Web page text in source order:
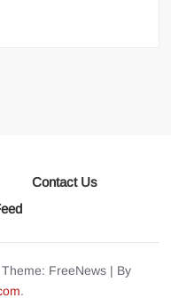
Contact Us
Theme: FreeNews | By
.